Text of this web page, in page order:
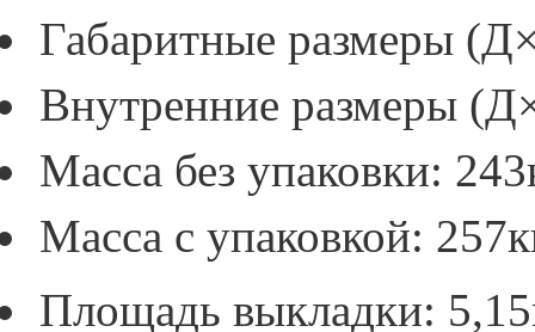
Габаритные размеры
Внутренние размеры
Масса без упаковки:
Масса с упаковкой:
Площадь выкладки: